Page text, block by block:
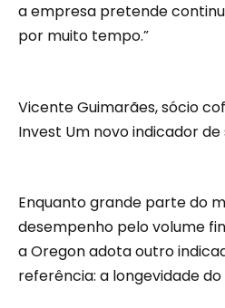
a empresa pretende
por muito tempo.”
Vicente Guimarães, sócio
Invest Um novo indicador de
Enquanto grande parte do
desempenho pelo volume
a Oregon adota outro
referência: a longevidade